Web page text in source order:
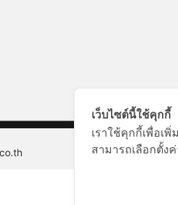
เว็บไซต์นี้ใช้คุกกี้
เราใช้คุกกี้เพื่อเ
สามารถเลือกตั้ง